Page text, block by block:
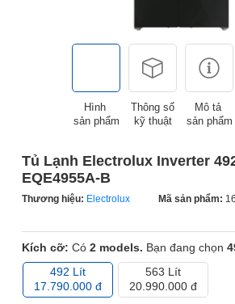
Hình
sản phẩm
Thông số
kỹ thuật
Mô tả
sản phẩm
Tủ Lạnh Electrolux Inverter
EQE4955A-B
Thương hiệu: Electrolux Mã sản phẩm:
Kích cỡ: Có 2 models. Bạn đang chọn
492 Lít
17.790.000 đ
563 Lít
20.990.000 đ